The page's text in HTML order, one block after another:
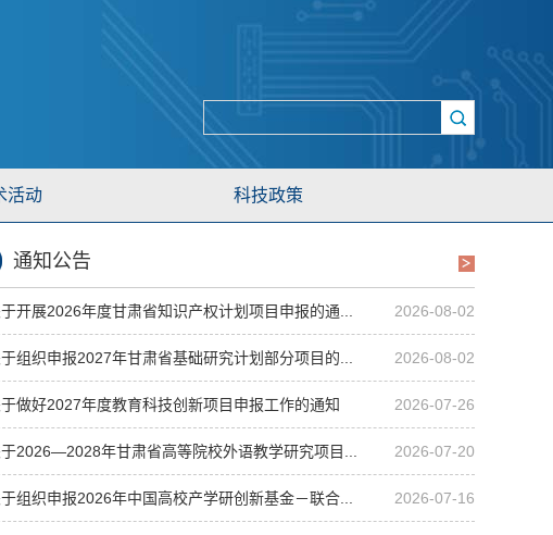
活动 科技政策
通知公告
开展2026年度甘肃省知识产权计划项目申报的通... 2026-08-02
组织申报2027年甘肃省基础研究计划部分项目的... 2026-08-02
做好2027年度教育科技创新项目申报工作的通知 2026-07-26
2026—2028年甘肃省高等院校外语教学研究项目... 2026-07-20
组织申报2026年中国高校产学研创新基金－联合... 2026-07-16